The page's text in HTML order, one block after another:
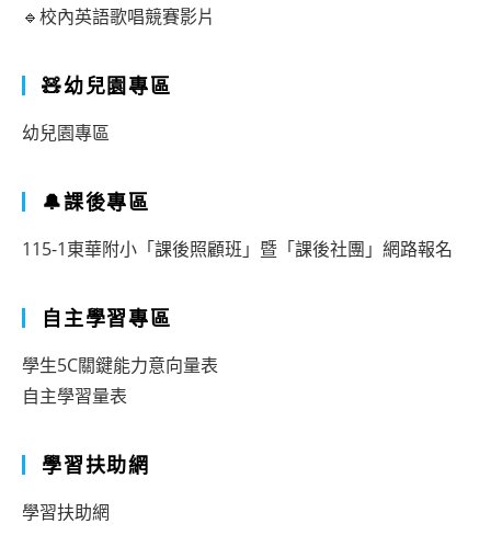
🔹校內英語歌唱競賽影片
🧸幼兒園專區
幼兒園專區
🔔課後專區
115-1東華附小「課後照顧班」暨「課後社團」網路報名
自主學習專區
學生5C關鍵能力意向量表
自主學習量表
學習扶助網
學習扶助網